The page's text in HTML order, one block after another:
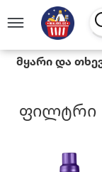
Მყარი Და
Ფილტრი